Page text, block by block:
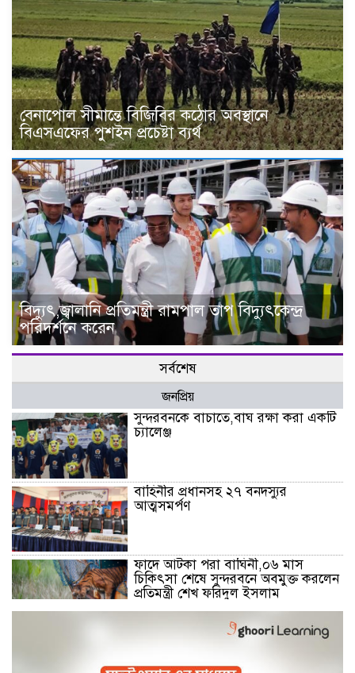
বেনাপোল সীমান্তে বিজিবির কঠোর অবস্থানে
বিএসএফের পুশইন প্রচেষ্টা ব্যর্থ
বিদ্যুৎ,জ্বালানি প্রতিমন্ত্রী রামপাল তাপ বিদ্যুৎকেন্দ্র
পরিদর্শনে করেন
সর্বশেষ
জনপ্রিয়
সুন্দরবনকে বাচাতে,বাঘ রক্ষা করা একটি
চ্যালেঞ্জ
বাহিনীর প্রধানসহ ২৭ বনদস্যুর
আত্মসমর্পণ
ফাদে আটকা পরা বাঘিনী,০৬ মাস
চিকিৎসা শেষে সুন্দরবনে অবমুক্ত করলেন
প্রতিমন্ত্রী শেখ ফরিদুল ইসলাম
মোংলা নদীতে ২৪ ঘন্টা ফেরি চলাচলের